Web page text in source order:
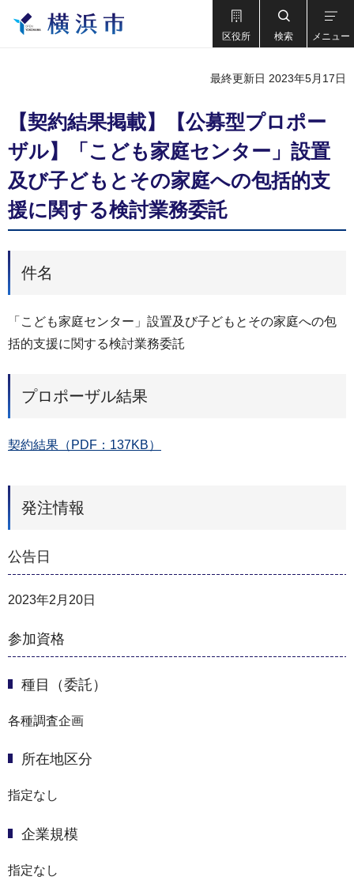
区役所 検索 メニュー
最終更新日 2023年5月17日
【契約結果掲載】【公募型プロポー
ザル】「こども家庭センター」設置
及び子どもとその家庭への包括的支
援に関する検討業務委託
件名
「こども家庭センター」設置及び子どもとその家庭への包
括的支援に関する検討業務委託
プロポーザル結果
契約結果（PDF：137KB）
発注情報
公告日
2023年2月20日
参加資格
種目（委託）
各種調査企画
所在地区分
指定なし
企業規模
指定なし